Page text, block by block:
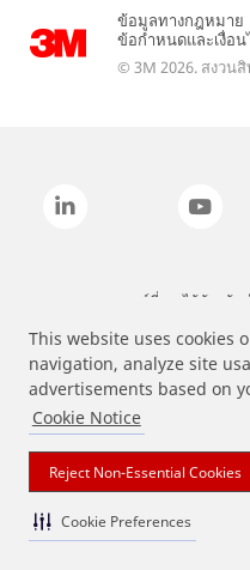
This website uses cookies
navigation, analyze site
advertisements based on
Cookie Notice
Reject Non-Essential Cookies
Cookie Preferences
ข้อมูลทางกฎหมาย
ข้อกำหนดและเงื่อน
© 3M 2026. สงวน
แบรนด์ที่ระบุไว้ข้างต้